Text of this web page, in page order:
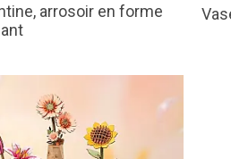
arrosoir en forme